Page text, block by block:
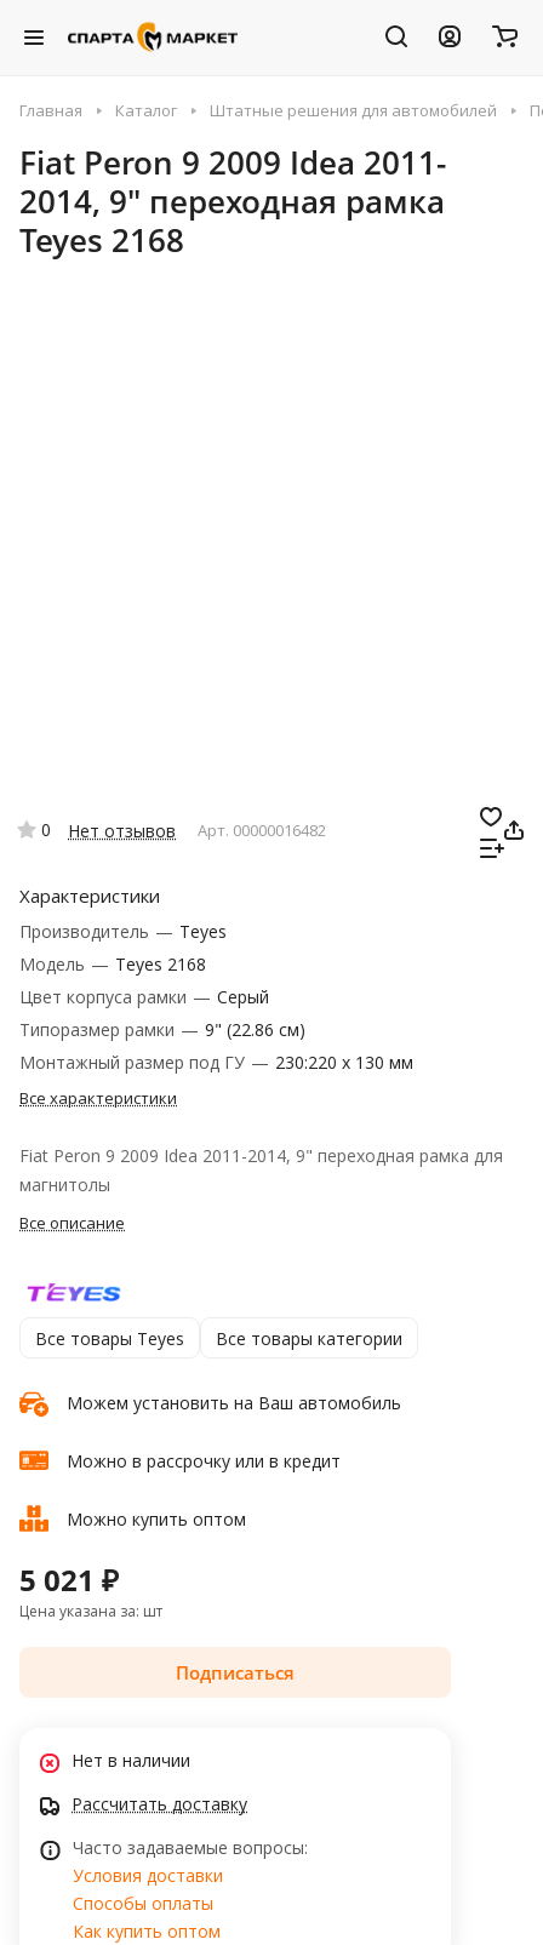
Главная Каталог Штатные решения для автомобилей
Fiat Peron 9 2009 Idea 2011-
2014, 9" переходная рамка
Teyes 2168
0 Нет отзывов Арт. 00000016482
Характеристики
Производитель — Teyes
Модель — Teyes 2168
Цвет корпуса рамки — Серый
Типоразмер рамки — 9" (22.86 см)
Монтажный размер под ГУ — 230:220 x 130 мм
Все характеристики
Fiat Peron 9 2009 Idea 2011-2014, 9" переходная рамка для
магнитолы
Все описание
Все товары Teyes Все товары категории
Можем установить на Ваш автомобиль
Можно в рассрочку или в кредит
Можно купить оптом
5 021 ₽
Цена указана за: шт
Подписаться
Нет в наличии
Рассчитать доставку
Часто задаваемые вопросы:
Условия доставки
Способы оплаты
Как купить оптом